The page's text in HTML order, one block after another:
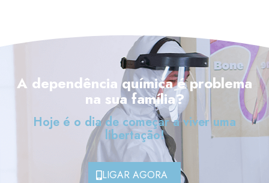
A dependência química é problema
na sua família?
Hoje é o dia de começar a viver uma
libertação!
LIGAR AGORA